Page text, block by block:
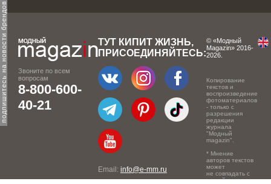
подпишитесь на новости брендов
Звоните по всем
вопросам
8-800-600-
40-21
ТУТ КИПИТ ЖИЗНЬ,
ПРИСОЕДИНЯЙТЕСЬ:
Email: info@e-mm.ru
© «Модный
Magazin» 2016-
2026.
Копирование
текстов и
воспроизведение
фотоматериалов
- только с
разрешения
редакции
журнала
"Модный
magazin".
* Мнение
авторов текстов
может
не совпадать с
точкой зрения